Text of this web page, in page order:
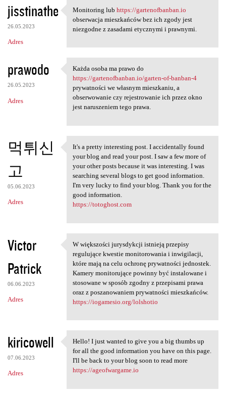
jisstinathe
26.05.2023
Adres
Monitoring lub https:/
Monitoring lub https://gartenofbanban.io
obserwacja mieszkańców bez ich zgody jest
niezgodne z zasadami etycznymi i prawnymi.
prawodo
26.05.2023
Adres
Każda osoba ma prawo do https
Każda osoba ma prawo do
https://gartenofbanban.io/garten-of-banban-4
prywatności we własnym mieszkaniu, a
obserwowanie czy rejestrowanie ich przez okno
jest naruszeniem tego prawa.
먹튀신
고
05.06.2023
Adres
It's a pretty interesting
It's a pretty interesting post. I accidentally found
your blog and read your post. I saw a few more of
your other posts because it was interesting. I was
searching several blogs to get good information.
I'm very lucky to find your blog. Thank you for the
good information.
https://totoghost.com
Victor
Patrick
06.06.2023
Adres
W większości jurysdykcji
W większości jurysdykcji istnieją przepisy
regulujące kwestie monitorowania i inwigilacji,
które mają na celu ochronę prywatności jednostek.
Kamery monitorujące powinny być instalowane i
stosowane w sposób zgodny z przepisami prawa
oraz z poszanowaniem prywatności mieszkańców.
https://iogamesio.org/lolshotio
kiricowell
07.06.2023
Adres
Hello! I just wanted to give
Hello! I just wanted to give you a big thumbs up
for all the good information you have on this page.
I'll be back to your blog soon to read more
https://ageofwargame.io